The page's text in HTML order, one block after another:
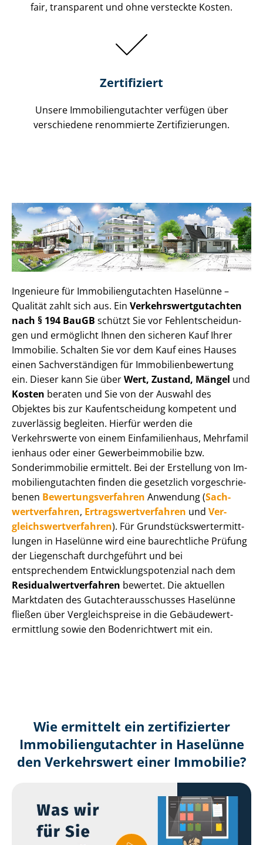
fair, transparent und ohne versteckte Kosten.
Zertifiziert
Unsere Immobilien­gutachter verfügen über
verschiedene renommierte Zer­ti­fi­zie­run­gen.
Ingenieure für Im­mo­bi­li­en­gut­ach­ten Haselünne –
Qualität zahlt sich aus. Ein Ver­kehrs­wert­gut­ach­ten
nach § 194 BauGB schützt Sie vor Fehl­ent­schei­dun­
gen und ermöglicht Ihnen den sicheren Kauf Ihrer
Immobilie. Schalten Sie vor dem Kauf eines Hauses
einen Sach­ver­stän­di­gen für Im­mo­bi­li­en­be­wer­tung
ein. Dieser kann Sie überWert, Zustand, Mängel und
Kosten beraten und Sie von der Auswahl des
Objektes bis zur Kauf­ent­schei­dung kompetent und
zuverlässig begleiten. Hierfür werden die
Verkehrswerte von einem Einfamilienhaus, Mehr­fa­mi­l
i­en­haus oder einer Ge­wer­be­im­mo­bi­lie bzw.
Sonderimmobilie ermittelt. Bei der Erstellung von Im­
mo­bi­li­en­gut­ach­ten finden die gesetzlich vor­ge­schrie­
be­nen Be­wer­tungs­ver­fah­ren Anwendung (Sach­
wert­ver­fah­ren, Er­trags­wert­ver­fah­ren und Ver­
gleichs­wert­ver­fah­ren). Für Grund­stücks­wert­ermitt­
lun­gen in Haselünne wird eine baurechtliche Prüfung
der Liegenschaft durchgeführt und bei
entsprechendem Ent­wick­lungs­po­ten­zi­al nach dem
Re­si­du­al­wert­ver­fah­ren bewertet. Die aktuellen
Marktdaten des Gut­ach­ter­aus­schus­ses Haselünne
fließen über Ver­gleichs­prei­se in die Ge­bäu­de­wert­
ermitt­lung sowie den Bodenrichtwert mit ein.
Wie ermittelt ein zertifizierter
Immobilien­gutachter in Haselünne
den Verkehrswert einer Immobilie?